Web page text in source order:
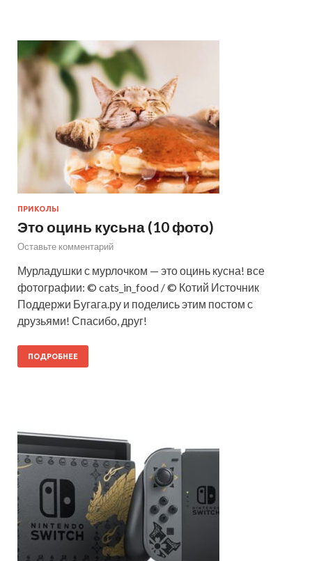
ПРИКОЛЫ
Это оцинь кусьна (10 фото)
Оставьте комментарий
Мурладушки с мурлочком — это оцинь кусна! все
фотографии: © cats_in_food / © Котий Источник
Поддержи Бугага.ру и поделись этим постом с
друзьями! Спасибо, друг!
ПОДРОБНЕЕ